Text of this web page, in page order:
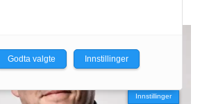
Innstillinger
Godta valgte Innstillinger